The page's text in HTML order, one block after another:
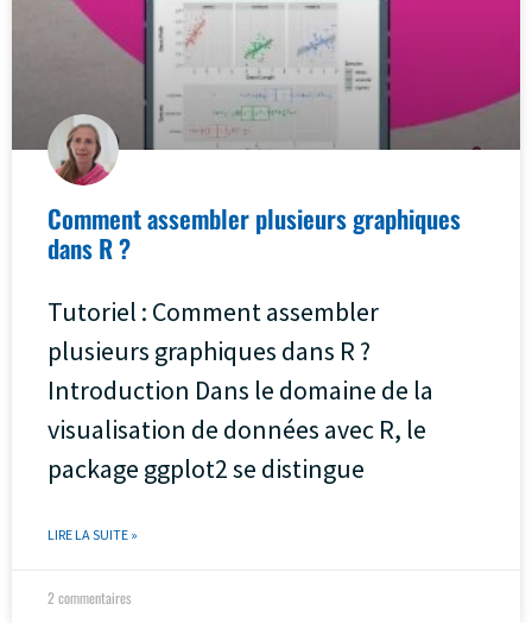
Comment assembler plusieurs graphiques
dans R ?
Tutoriel : Comment assembler
plusieurs graphiques dans R ?
Introduction Dans le domaine de la
visualisation de données avec R, le
package ggplot2 se distingue
LIRE LA SUITE »
2 commentaires